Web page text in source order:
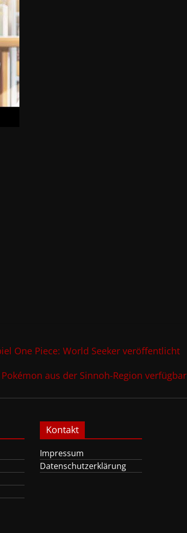
One Piece: World Seeker veröffentlicht
aus der Sinnoh-Region verfügbar
Kontakt
Impressum
Datenschutzerklärung